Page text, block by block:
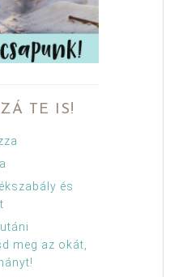
TE IS!
és
meg az okát,